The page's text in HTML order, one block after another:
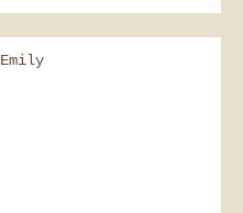
Emily